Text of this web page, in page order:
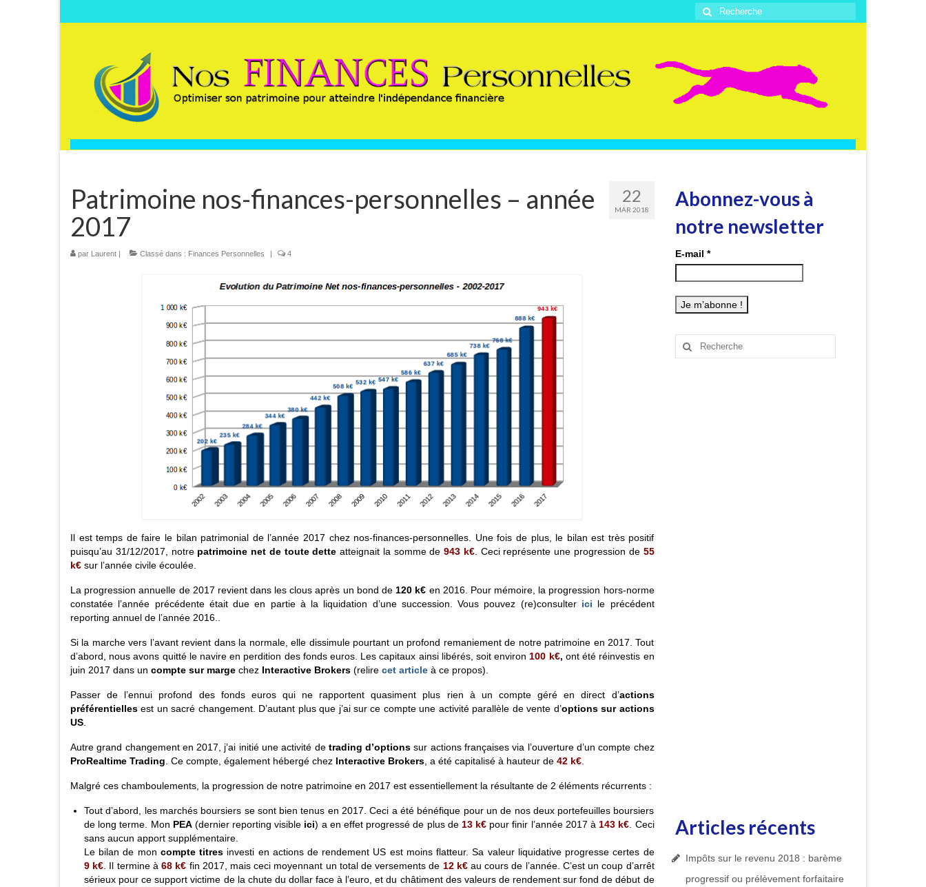
Rechercher
:
22
MAR 2018
Patrimoine nos-finances-personnelles – année
2017
par Laurent Classé dans : Finances Personnelles 4
Il est temps de faire le bilan patrimonial de l’année 2017 chez nos-finances-personnelles. Une fois de plus, le bilan est très positif
puisqu’au 31/12/2017 , notre patrimoine net de toute dette atteignait la somme de943 k€. Ceci représente une progression de 55
k€ sur l’année civile écoulée.
La progression annuelle de 2017 revient dans les clous après un bond de 120 k€ en 2016. Pour mémoire, la progression hors-norme
constatée l’année précédente était due en partie à la liquidation d’une succession. Vous pouvez (re)consulter ici le précédent
reporting annuel de l’année 2016..
Si la marche vers l’avant revient dans la normale, elle dissimule pourtant un profond remaniement de notre patrimoine en 2017. Tout
d’abord, nous avons quitté le navire en perdition des fonds euros. Les capitaux ainsi libérés, soit environ 100 k€, ont été réinvestis en
juin 2017 dans un compte sur marge chez Interactive Brokers (relire cet article à ce propos).
Passer de l’ennui profond des fonds euros qui ne rapportent quasiment plus rien à un compte géré en direct d’actions
préférentielles est un sacré changement. D’autant plus que j’ai sur ce compte une activité parallèle de vente d’options sur actions
US
Autre grand changement en 2017, j’ai initié une activité de trading d’options sur actions françaises via l’ouverture d’un compte chez
ProRealtime Trading . Ce compte, également hébergé chez Interactive Brokers , a été capitalisé à hauteur de 42 k€
Malgré ces chamboulements , la progression de notre patrimoine en 2017 est essentiellement la résultante de 2 éléments récurrents :
Tout d’abord, les marchés boursiers se sont bien tenus en 2017. Ceci a été bénéfique pour un de nos deux portefeuilles boursiers
de long terme. Mon PEA(dernier reporting visible ici) a en effet progressé de plus de 13 k€ pour finir l’année 2017 à 143 k€ . Ceci
sans aucun apport supplémentaire.
Le bilan de mon compte titres investi en actions de rendement US est moins flatteur. Sa valeur liquidative progresse certes de
9 k€ . Il termine à68 k€ fin 2017, mais ceci moyennant un total de versements de 12 k€au cours de l’année. C’est un coup d’arrêt
sérieux pour ce support victime de la chute du dollar face à l’euro, et du châtiment des valeurs de rendement sur fond de début de
Abonnez-vous à
notre newsletter
E-mail *
Rechercher
Articles récents
Impôts sur le revenu 2018 : barème
progressif ou prélèvement forfaitaire